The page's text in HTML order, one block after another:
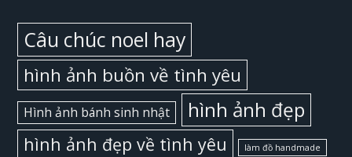
Câu chúc noel hay
hình ảnh buồn về tình yêu
Hình ảnh bánh sinh nhật hình ảnh đẹp
hình ảnh đẹp về tình yêu làm đồ handmade